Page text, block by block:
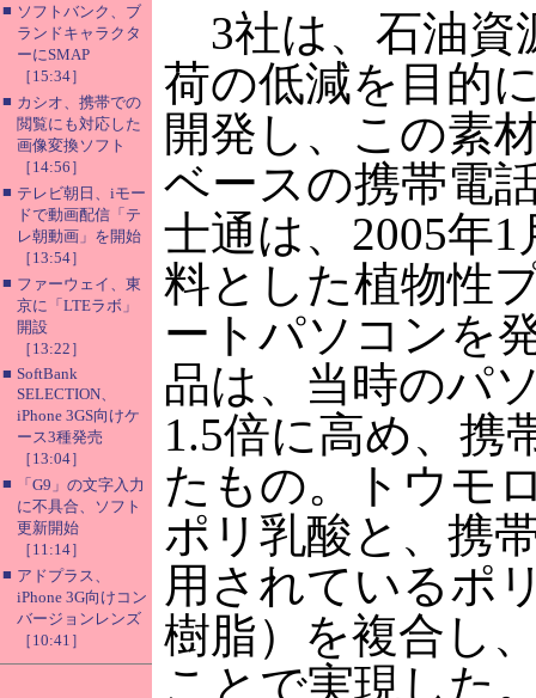
■ ソフトバンク、ブ
ランドキャラクタ
ーにSMAP
［15:34］
■ カシオ、携帯での
閲覧にも対応した
画像変換ソフト
［14:56］
■ テレビ朝日、iモー
ドで動画配信「テ
レ朝動画」を開始
［13:54］
■ ファーウェイ、東
京に「LTEラボ」
開設
［13:22］
■ SoftBank
SELECTION、
iPhone 3GS向けケ
ース3種発売
［13:04］
■
「G9」の文字入力
に不具合、ソフト
更新開始
［11:14］
■ アドプラス、
iPhone 3G向けコン
バージョンレンズ
［10:41］
3社は、石油資
荷の低減を目的
開発し、この素
ベースの携帯電
士通は、2005年
料とした植物性
ートパソコンを
品は、当時のパ
1.5倍に高め、携
たもの。トウモ
ポリ乳酸と、携
用されているポ
樹脂）を複合し
ことで実現した